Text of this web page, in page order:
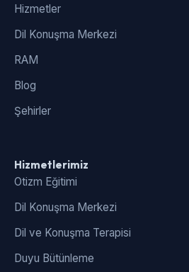
Hizmetler
Dil Konuşma Merkezi
RAM
Blog
Şehirler
Hizmetlerimiz
Otizm Eğitimi
Dil Konuşma Merkezi
Dil ve Konuşma Terapisi
Duyu Bütünleme